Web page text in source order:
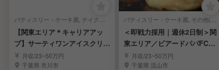
パティスリー・ケーキ屋, テイクアウト・惣菜・弁当屋 | スーパーバイザー
【関東エリア＊キャリアアッ
プ】サーティワンアイスクリー
ムFC店のSV候補
月収/23~50万円
千葉県 市川市
パティスリー・ケーキ屋, その他(料理ジャンル) | スーパーバイザー
＜即戦力採用｜週休2日制＞関
東エリア／ビアードパパFC店
のSV候補を募集
月収/23~50万円
千葉県 流山市